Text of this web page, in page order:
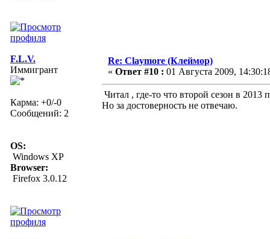
F.L.V.
Иммигрант
Карма: +0/-0
Сообщений: 2
OS:
Windows XP
Browser:
Firefox 3.0.12
Re: Claymore (Клеймор)
« Ответ #10 : 01 Августа 2009,
Читал , где-то что второй сезон в 2013
Но за достоверность не отвечаю.